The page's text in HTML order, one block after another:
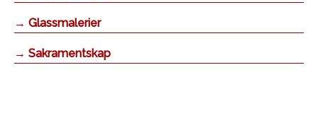
→ Glassmalerier
→ Sakramentskap